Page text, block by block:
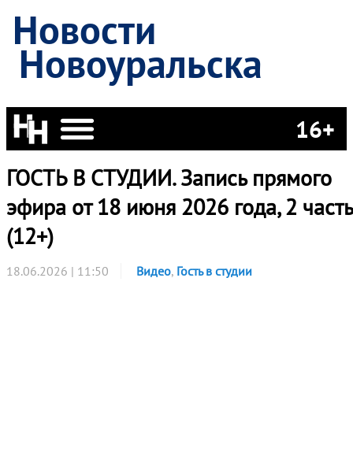
Новости
Новоуральска
16+
ГОСТЬ В СТУДИИ. Запись прямого
эфира от 18 июня 2026 года, 2 часть
(12+)
18.06.2026 | 11:50 Видео, Гость в студии